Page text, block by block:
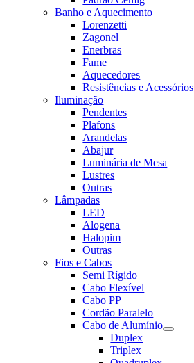
Banho e Aquecimento
Lorenzetti
Zagonel
Enerbras
Fame
Aquecedores
Resistências e Acessórios
Iluminação
Pendentes
Plafons
Arandelas
Abajur
Luminária de Mesa
Lustres
Outras
Lâmpadas
LED
Alogena
Halopim
Outras
Fios e Cabos
Semi Rígido
Cabo Flexível
Cabo PP
Cordão Paralelo
Cabo de Alumínio
Duplex
Triplex